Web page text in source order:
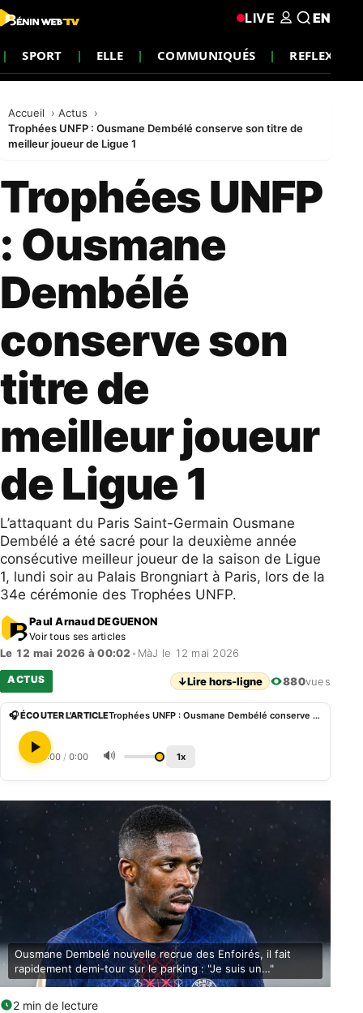
SPORT ELLE COMMUNIQUÉS REFLEXION
LIVE EN
Accueil
Actus
Trophées UNFP : Ousmane Dembélé conserve son titre de
meilleur joueur de Ligue 1
Trophées UNFP
: Ousmane
Dembélé
conserve son
titre de
meilleur joueur
de Ligue 1
L’attaquant du Paris Saint-Germain Ousmane
Dembélé a été sacré pour la deuxième année
consécutive meilleur joueur de la saison de Ligue
1, lundi soir au Palais Brongniart à Paris, lors de la
34e cérémonie des Trophées UNFP.
Paul Arnaud DEGUENON
Voir tous ses articles
Le 12 mai 2026 à 00:02 • MàJ le 12 mai 2026
ACTUS ↓Lire hors-ligne 880vues
🎧 ÉCOUTER L'ARTICLE Trophées UNFP : Ousmane Dembélé conserve son titre de meilleur joueur de Ligue 1
0:00 / 0:00 🔊 1x
Ousmane Dembelé nouvelle recrue des Enfoirés, il fait
rapidement demi-tour sur le parking : "Je suis un…"
2 min de lecture